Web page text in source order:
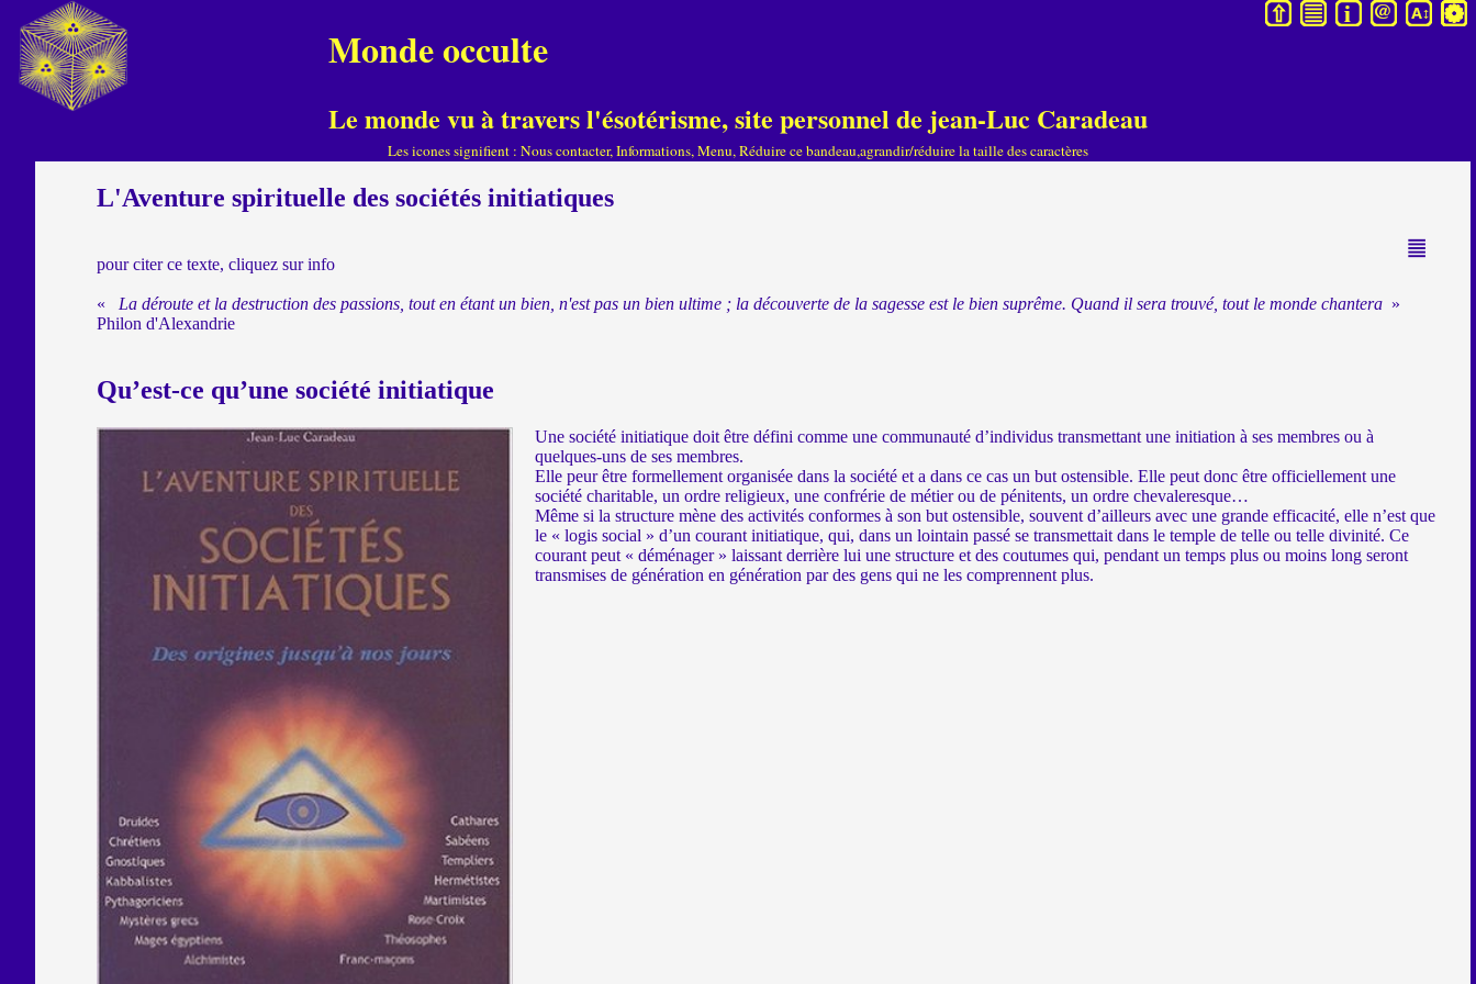
Monde occulte
Le monde vu à travers l'ésotérisme, site personnel de jean-Luc Caradeau
Les icones signifient : Nous contacter, Informations, Menu, Réduire ce bandeau,agrandir/réduire la taille des caractères
L'Aventure spirituelle des sociétés initiatiques
pour citer ce texte, cliquez sur info
« La déroute et la destruction des passions, tout en étant un bien, n'est pas un bien ultime ; la découverte de la sagesse est le bien suprême. Quand il sera trouvé, tout le monde chantera »
Philon d'Alexandrie
Qu’est-ce qu’une société initiatique
Une société initiatique doit être défini comme une communauté d’individus transmettant une initiation à ses membres ou à
quelques-uns de ses membres.
Elle peur être formellement organisée dans la société et a dans ce cas un but ostensible. Elle peut donc être officiellement une
société charitable, un ordre religieux, une confrérie de métier ou de pénitents, un ordre chevaleresque…
Même si la structure mène des activités conformes à son but ostensible, souvent d’ailleurs avec une grande efficacité, elle n’est que
le « logis social » d’un courant initiatique, qui, dans un lointain passé se transmettait dans le temple de telle ou telle divinité. Ce
courant peut « déménager » laissant derrière lui une structure et des coutumes qui, pendant un temps plus ou moins long seront
transmises de génération en génération par des gens qui ne les comprennent plus.